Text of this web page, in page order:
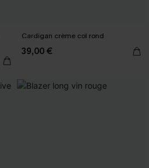
Cardigan crème col rond
39,00 €